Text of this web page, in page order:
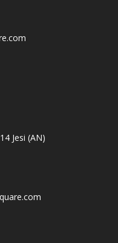
Jesi (AN)